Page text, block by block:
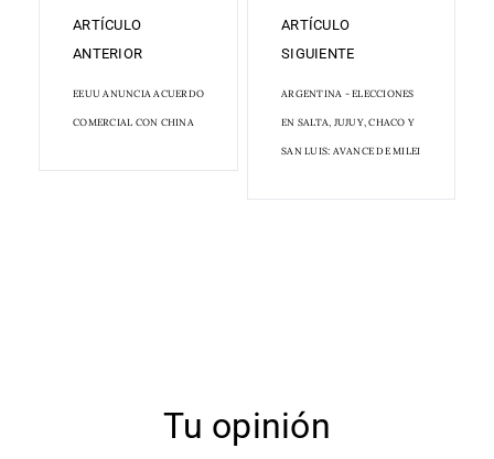
ARTÍCULO
ANTERIOR
EEUU ANUNCIA ACUERDO
COMERCIAL CON CHINA
ARTÍCULO
SIGUIENTE
ARGENTINA - ELECCIONES
EN SALTA, JUJUY, CHACO Y
SAN LUIS: AVANCE DE MILEI
Tu opinión